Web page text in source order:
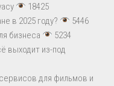
18425
в 2025 году?
5446
бизнеса
5234
выходит из-под
для фильмов и